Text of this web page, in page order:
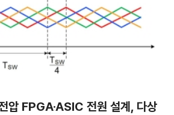
압 FPGA·ASIC 전원 설계, 다상